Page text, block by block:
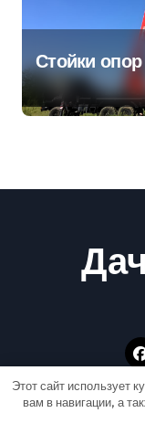
Стойки
Этот сайт использует
вам в навигации, а